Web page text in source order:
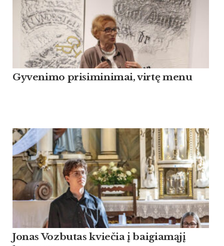
Gyvenimo prisiminimai, virtę menu
Jonas Vozbutas kviečia į baigiamąjį